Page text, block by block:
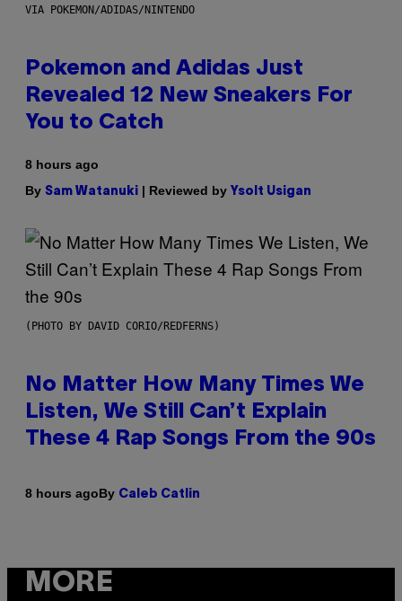
VIA POKEMON/ADIDAS/NINTENDO
Pokemon and Adidas Just
Revealed 12 New Sneakers For
You to Catch
8 hours ago
By Sam Watanuki | Reviewed by Ysolt Usigan
(PHOTO BY DAVID CORIO/REDFERNS)
No Matter How Many Times We
Listen, We Still Can’t Explain
These 4 Rap Songs From the 90s
8 hours agoBy Caleb Catlin
MORE